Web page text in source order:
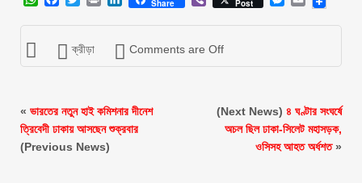
Share Post
ক্রীড়া Comments are Off
« ভারতের নতুন হাই কমিশনার দীনেশ
ত্রিবেদী ঢাকায় আসছেন শুক্রবার
(Previous News)
(Next News) ৪ ঘণ্টার সংঘর্ষে
অচল ছিল ঢাকা-সিলেট মহাসড়ক,
ওসিসহ আহত অর্ধশত»